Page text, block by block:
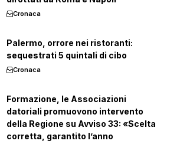
Cronaca
Palermo, orrore nei ristoranti:
sequestrati 5 quintali di cibo
Cronaca
Formazione, le Associazioni
datoriali promuovono intervento
della Regione su Avviso 33: «Scelta
corretta, garantito l’anno